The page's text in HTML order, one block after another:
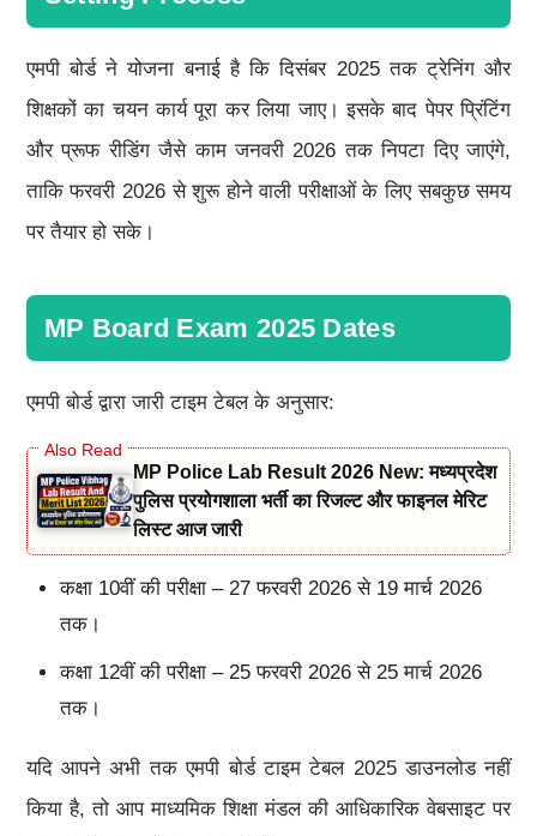
एमपी बोर्ड ने योजना बनाई है कि दिसंबर 2025 तक ट्रेनिंग और
शिक्षकों का चयन कार्य पूरा कर लिया जाए। इसके बाद पेपर प्रिंटिंग
और प्रूफ रीडिंग जैसे काम जनवरी 2026 तक निपटा दिए जाएंगे,
ताकि फरवरी 2026 से शुरू होने वाली परीक्षाओं के लिए सबकुछ समय
पर तैयार हो सके।
MP Board Exam 2025 Dates
एमपी बोर्ड द्वारा जारी टाइम टेबल के अनुसार:
MP Police Lab Result 2026 New: मध्यप्रदेश
पुलिस प्रयोगशाला भर्ती का रिजल्ट और फाइनल मेरिट
लिस्ट आज जारी
कक्षा 10वीं की परीक्षा – 27 फरवरी 2026 से 19 मार्च 2026
तक।
कक्षा 12वीं की परीक्षा – 25 फरवरी 2026 से 25 मार्च 2026
तक।
यदि आपने अभी तक एमपी बोर्ड टाइम टेबल 2025 डाउनलोड नहीं
किया है, तो आप माध्यमिक शिक्षा मंडल की आधिकारिक वेबसाइट पर